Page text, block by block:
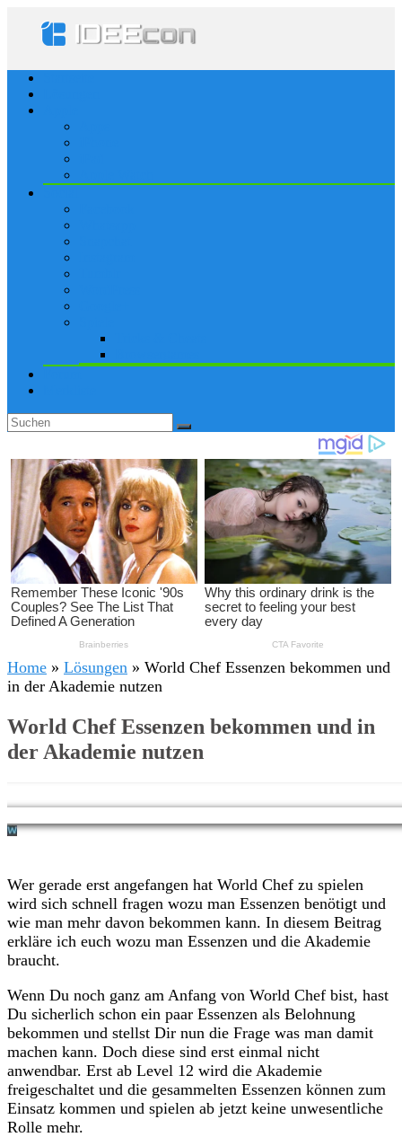
Home » Lösungen » World Chef Essenzen bekommen und
in der Akademie nutzen
World Chef Essenzen bekommen und in
der Akademie nutzen
Wer gerade erst angefangen hat World Chef zu spielen
wird sich schnell fragen wozu man Essenzen benötigt und
wie man mehr davon bekommen kann. In diesem Beitrag
erkläre ich euch wozu man Essenzen und die Akademie
braucht.
Wenn Du noch ganz am Anfang von World Chef bist, hast
Du sicherlich schon ein paar Essenzen als Belohnung
bekommen und stellst Dir nun die Frage was man damit
machen kann. Doch diese sind erst einmal nicht
anwendbar. Erst ab Level 12 wird die Akademie
freigeschaltet und die gesammelten Essenzen können zum
Einsatz kommen und spielen ab jetzt keine unwesentliche
Rolle mehr.